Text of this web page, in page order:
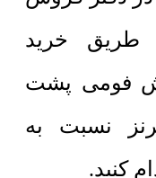
طریق خرید
فومی پشت
نسبت به
کنید.